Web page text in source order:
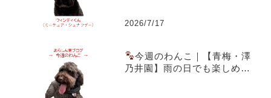
2026/7/17
今週のわんこ｜【青梅・澤
乃井園】雨の日でも楽しめる